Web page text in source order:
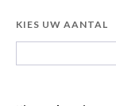
KIES UW AANTAL